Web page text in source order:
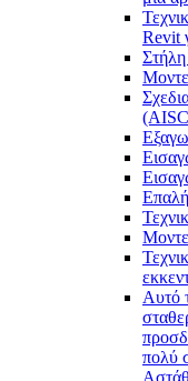
Revit
Αυτό
πολύ